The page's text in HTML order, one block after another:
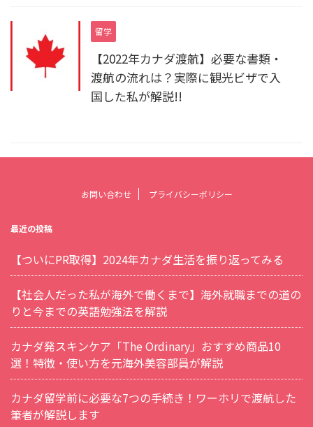
留学
【2022年カナダ渡航】必要な書類・
渡航の流れは？実際に観光ビザで入
国した私が解説!!
お問い合わせ プライバシーポリシー
最近の投稿
【ついにPR取得】2024年カナダ生活を振り返ってみる
【社会人だった私が海外で働くまで】海外就職までの道の
りと今までの英語勉強法を解説
カナダ発スキンケア「The Ordinary」おすすめ商品10
選！特徴・使い方を元海外美容部員が解説
カナダ留学前に必要な7つの手続き！ワーホリで渡航した
筆者が解説します